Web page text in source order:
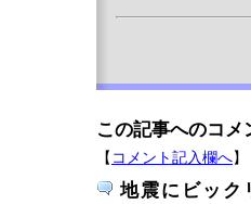
この記事へのコメ
【 コメント記入欄へ】
地震にビック